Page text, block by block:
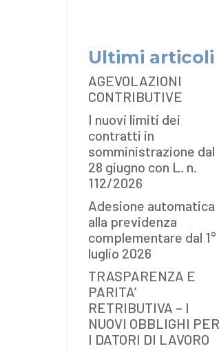
Ultimi articoli
AGEVOLAZIONI
CONTRIBUTIVE
I nuovi limiti dei
contratti in
somministrazione dal
28 giugno con L. n.
112/2026
Adesione automatica
alla previdenza
complementare dal 1°
luglio 2026
TRASPARENZA E
PARITA’
RETRIBUTIVA – I
NUOVI OBBLIGHI PER
I DATORI DI LAVORO